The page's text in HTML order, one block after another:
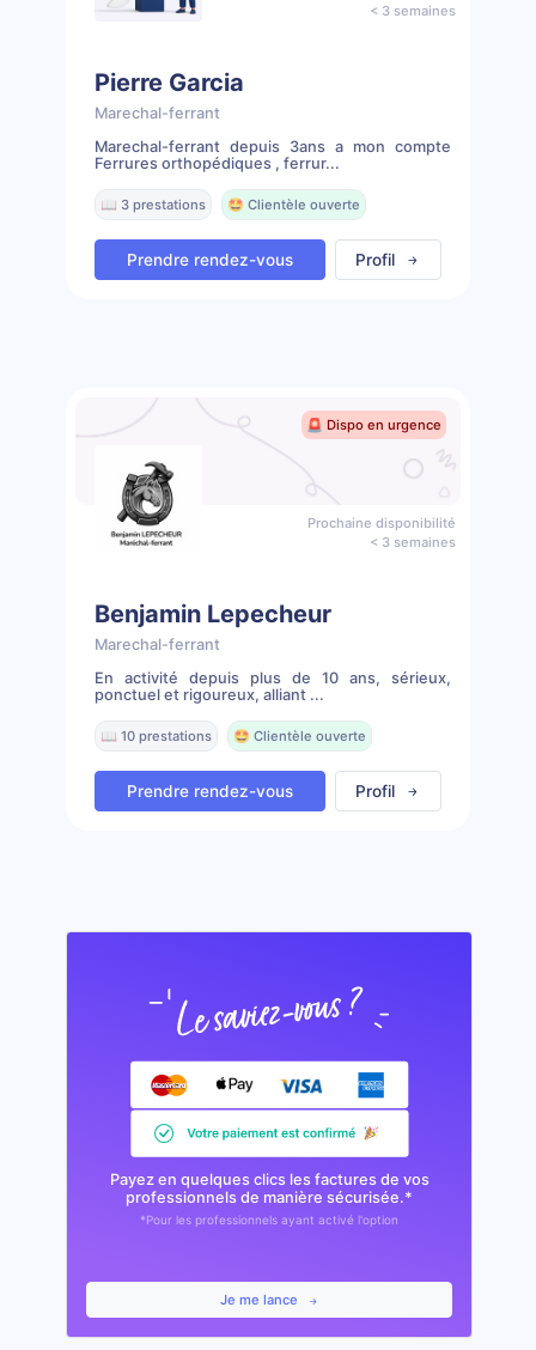
< 3 semaines
Pierre Garcia
Marechal-ferrant
Marechal-ferrant depuis 3ans a mon compte
Ferrures orthopédiques , ferrur...
📖 3 prestations 🤩 Clientèle ouverte
Prendre rendez-vous Profil
🚨 Dispo en urgence
Prochaine disponibilité
< 3 semaines
Benjamin Lepecheur
Marechal-ferrant
En activité depuis plus de 10 ans, sérieux,
ponctuel et rigoureux, alliant ...
📖 10 prestations 🤩 Clientèle ouverte
Prendre rendez-vous Profil
Payez en quelques clics les factures de vos
professionnels de manière sécurisée.*
*Pour les professionnels ayant activé l'option
Je me lance